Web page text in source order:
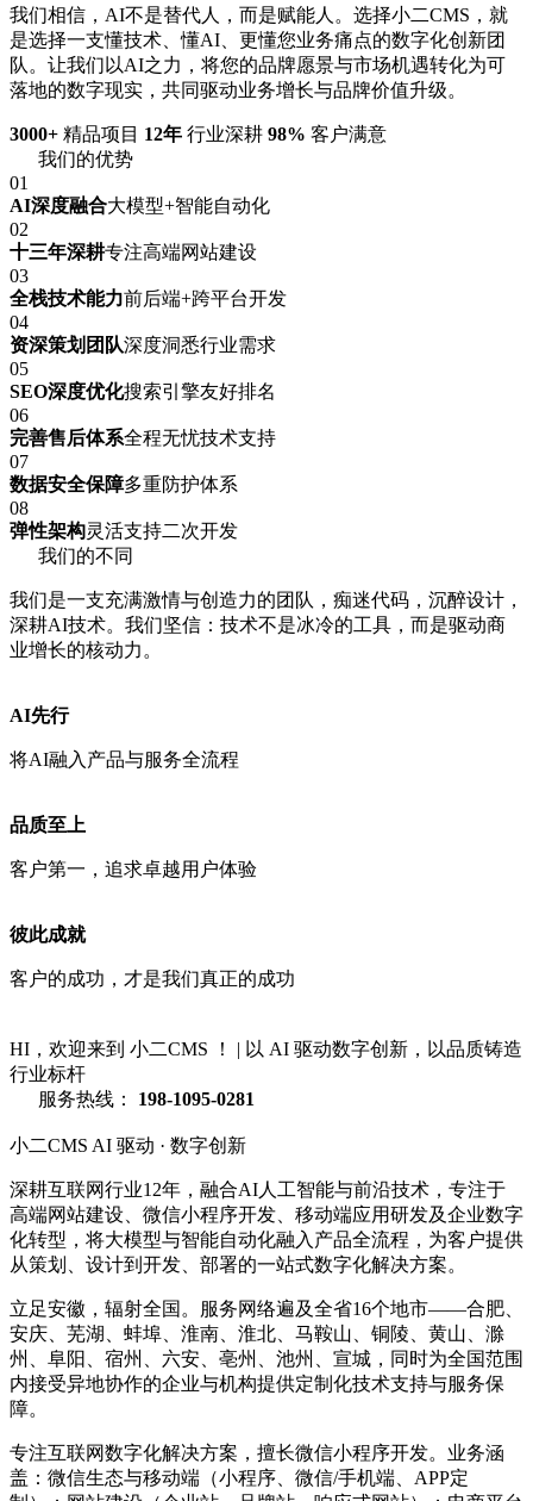
我们相信，AI不是替代人，而是赋能人。选择小二CMS，就
是选择一支懂技术、懂AI、更懂您业务痛点的数字化创新团
队。让我们以AI之力，将您的品牌愿景与市场机遇转化为可
落地的数字现实，共同驱动业务增长与品牌价值升级。
3000+ 精品项目 12年 行业深耕 98% 客户满意
我们的优势
01
AI深度融合大模型+智能自动化
02
十三年深耕专注高端网站建设
03
全栈技术能力前后端+跨平台开发
04
资深策划团队深度洞悉行业需求
05
SEO深度优化搜索引擎友好排名
06
完善售后体系全程无忧技术支持
07
数据安全保障多重防护体系
08
弹性架构灵活支持二次开发
我们的不同
我们是一支充满激情与创造力的团队，痴迷代码，沉醉设计，
深耕AI技术。我们坚信：技术不是冰冷的工具，而是驱动商
业增长的核动力。
AI先行
将AI融入产品与服务全流程
品质至上
客户第一，追求卓越用户体验
彼此成就
客户的成功，才是我们真正的成功
HI，欢迎来到 小二CMS ！ | 以 AI 驱动数字创新，以品质铸造
行业标杆
服务热线：
198-1095-0281
小二CMS AI 驱动 · 数字创新
深耕互联网行业12年，融合AI人工智能与前沿技术，专注于
高端网站建设、微信小程序开发、移动端应用研发及企业数字
化转型，将大模型与智能自动化融入产品全流程，为客户提供
从策划、设计到开发、部署的一站式数字化解决方案。
立足安徽，辐射全国。服务网络遍及全省16个地市——合肥、
安庆、芜湖、蚌埠、淮南、淮北、马鞍山、铜陵、黄山、滁
州、阜阳、宿州、六安、亳州、池州、宣城，同时为全国范围
内接受异地协作的企业与机构提供定制化技术支持与服务保
障。
专注互联网数字化解决方案，擅长微信小程序开发。业务涵
盖：微信生态与移动端（小程序、微信/手机端、APP定